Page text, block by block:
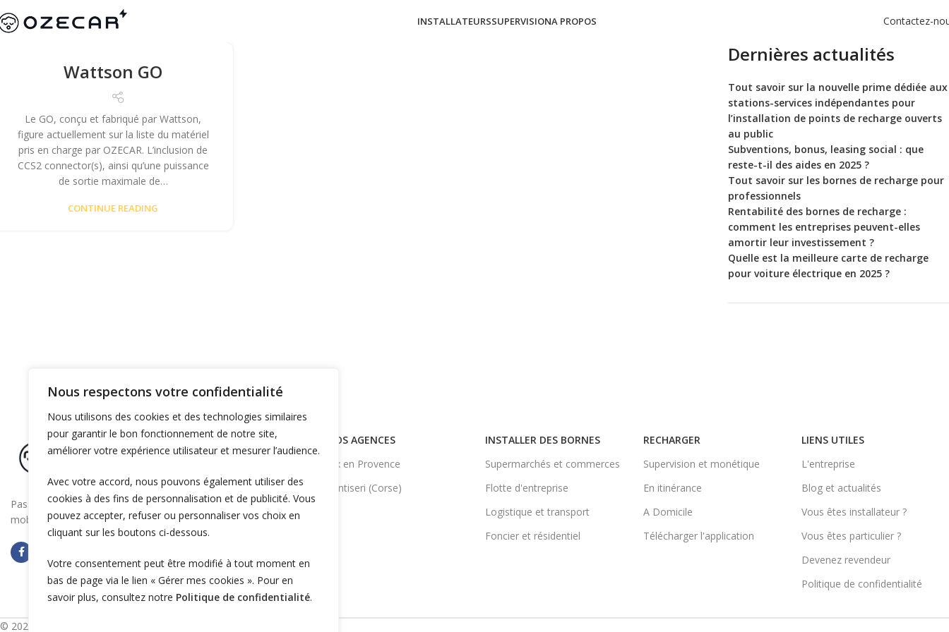
Nous respectons votre confidentialité
Nous utilisons des cookies et des technologies similaires
pour garantir le bon fonctionnement de notre site,
améliorer votre expérience utilisateur et mesurer l’audience.
Avec votre accord, nous pouvons également utiliser des
cookies à des fins de personnalisation et de publicité. Vous
pouvez accepter, refuser ou personnaliser vos choix en
cliquant sur les boutons ci-dessous.
Votre consentement peut être modifié à tout moment en
bas de page via le lien « Gérer mes cookies ». Pour en
savoir plus, consultez notre Politique de confidentialité.
INSTALLATEURSSUPERVISIONA PROPOS Contactez-
Wattson GO
Le GO, conçu et fabriqué par Wattson,
figure actuellement sur la liste du matériel
pris en charge par OZECAR. L’inclusion de
CCS2 connector(s), ainsi qu’une puissance
de sortie maximale de…
CONTINUE READING
Dernières actualités
Tout savoir sur la nouvelle prime dédiée aux
stations-services indépendantes pour
l’installation de points de recharge ouverts
au public
Subventions, bonus, leasing social : que
reste-t-il des aides en 2025 ?
Tout savoir sur les bornes de recharge pour
professionnels
Rentabilité des bornes de recharge :
comment les entreprises peuvent-elles
amortir leur investissement ?
Quelle est la meilleure carte de recharge
pour voiture électrique en 2025 ?
Passez à la vitesse supérieure en boostant la
mobilité électrique de votre entreprise
NOS AGENCES
Aix en Provence
Ventiseri (Corse)
INSTALLER DES BORNES
Supermarchés et commerces
Flotte d'entreprise
Logistique et transport
Foncier et résidentiel
RECHARGER
Supervision et monétique
En itinérance
A Domicile
Télécharger l'application
LIENS UTILES
L'entreprise
Blog et actualités
Vous êtes installateur ?
Vous êtes particulier ?
Devenez revendeur
Politique de confidentialité
© 2025 OZECAR. Tous droits réservés.